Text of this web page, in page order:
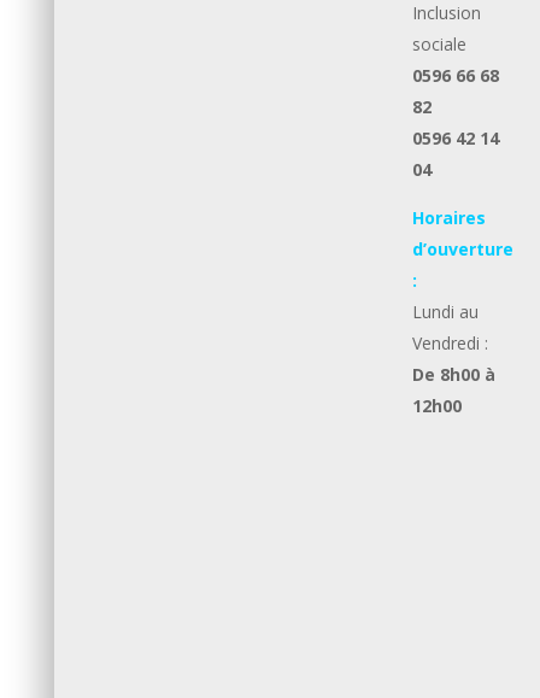
Inclusion
sociale
0596 66 68
82
0596 42 14
04
Horaires
d’ouverture
:
Lundi au
Vendredi :
De 8h00 à
12h00